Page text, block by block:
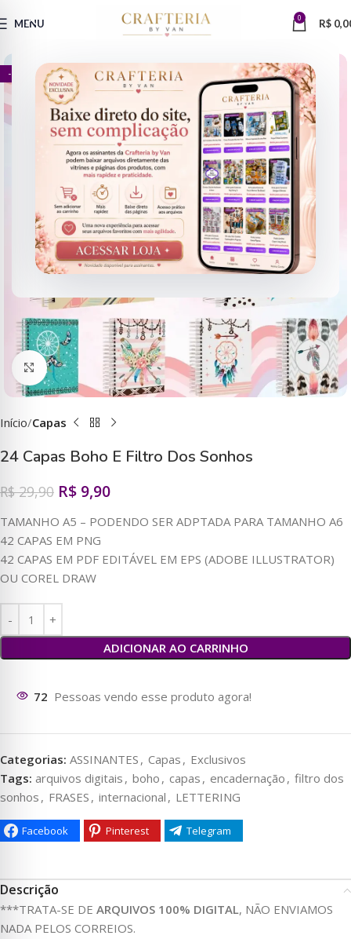
MENU 0 R$
- 67%
Clique para ampliar
Início Capas
24 Capas Boho E Filtro Dos Sonhos
R$29,90 R$ 9,90
TAMANHO A5 – PODENDO SER ADPTADA PARA TAMANHO A6
42 CAPAS EM PNG
42 CAPAS EM PDF EDITÁVEL EM EPS (ADOBE ILLUSTRATOR)
OU COREL DRAW
ADICIONAR AO CARRINHO
74 Pessoas vendo esse produto agora!
Categorias: ASSINANTES , Capas , Exclusivos
Tags: arquivos digitais , boho , capas , encadernação , filtro dos
sonhos , FRASES , internacional , LETTERING
Facebook Pinterest Telegram
Descrição
***TRATA-SE DE ARQUIVOS 100% DIGITAL, NÃO ENVIAMOS
NADA PELOS CORREIOS.